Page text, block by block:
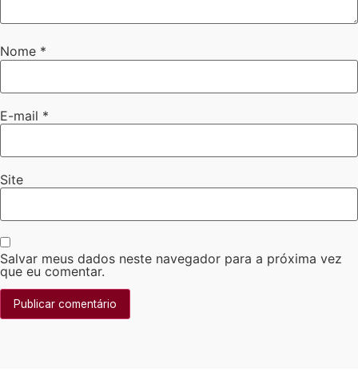
Nome *
E-mail *
Site
Salvar meus dados neste navegador para a próxima vez
que eu comentar.